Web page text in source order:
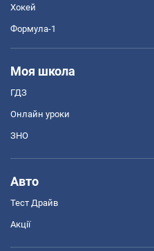
Хокей
Формула-1
Моя школа
ГДЗ
Онлайн уроки
ЗНО
Авто
Тест Драйв
Акції